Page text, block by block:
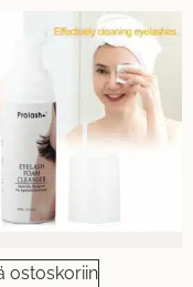
ostoskoriin